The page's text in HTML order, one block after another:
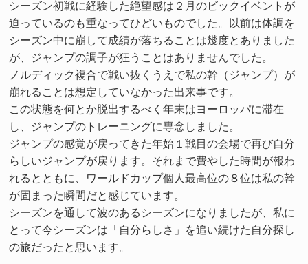
シーズン初戦に経験した絶望感は２月のビックイベントが
迫っているのも重なってひどいものでした。以前は体調を
シーズン中に崩して成績が落ちることは幾度とありました
が、ジャンプの調子が狂うことはありませんでした。
ノルディック複合で戦い抜くうえで私の幹（ジャンプ）が
崩れることは想定していなかった出来事です。
この状態を何とか脱出するべく年末はヨーロッパに滞在
し、ジャンプのトレーニングに専念しました。
ジャンプの感覚が戻ってきた年始１戦目の会場で再び自分
らしいジャンプが戻ります。それまで費やした時間が報わ
れるとともに、ワールドカップ個人最高位の８位は私の幹
が固まった瞬間だと感じています。
シーズンを通して波のあるシーズンになりましたが、私に
とって今シーズンは「自分らしさ」を追い続けた自分探し
の旅だったと思います。